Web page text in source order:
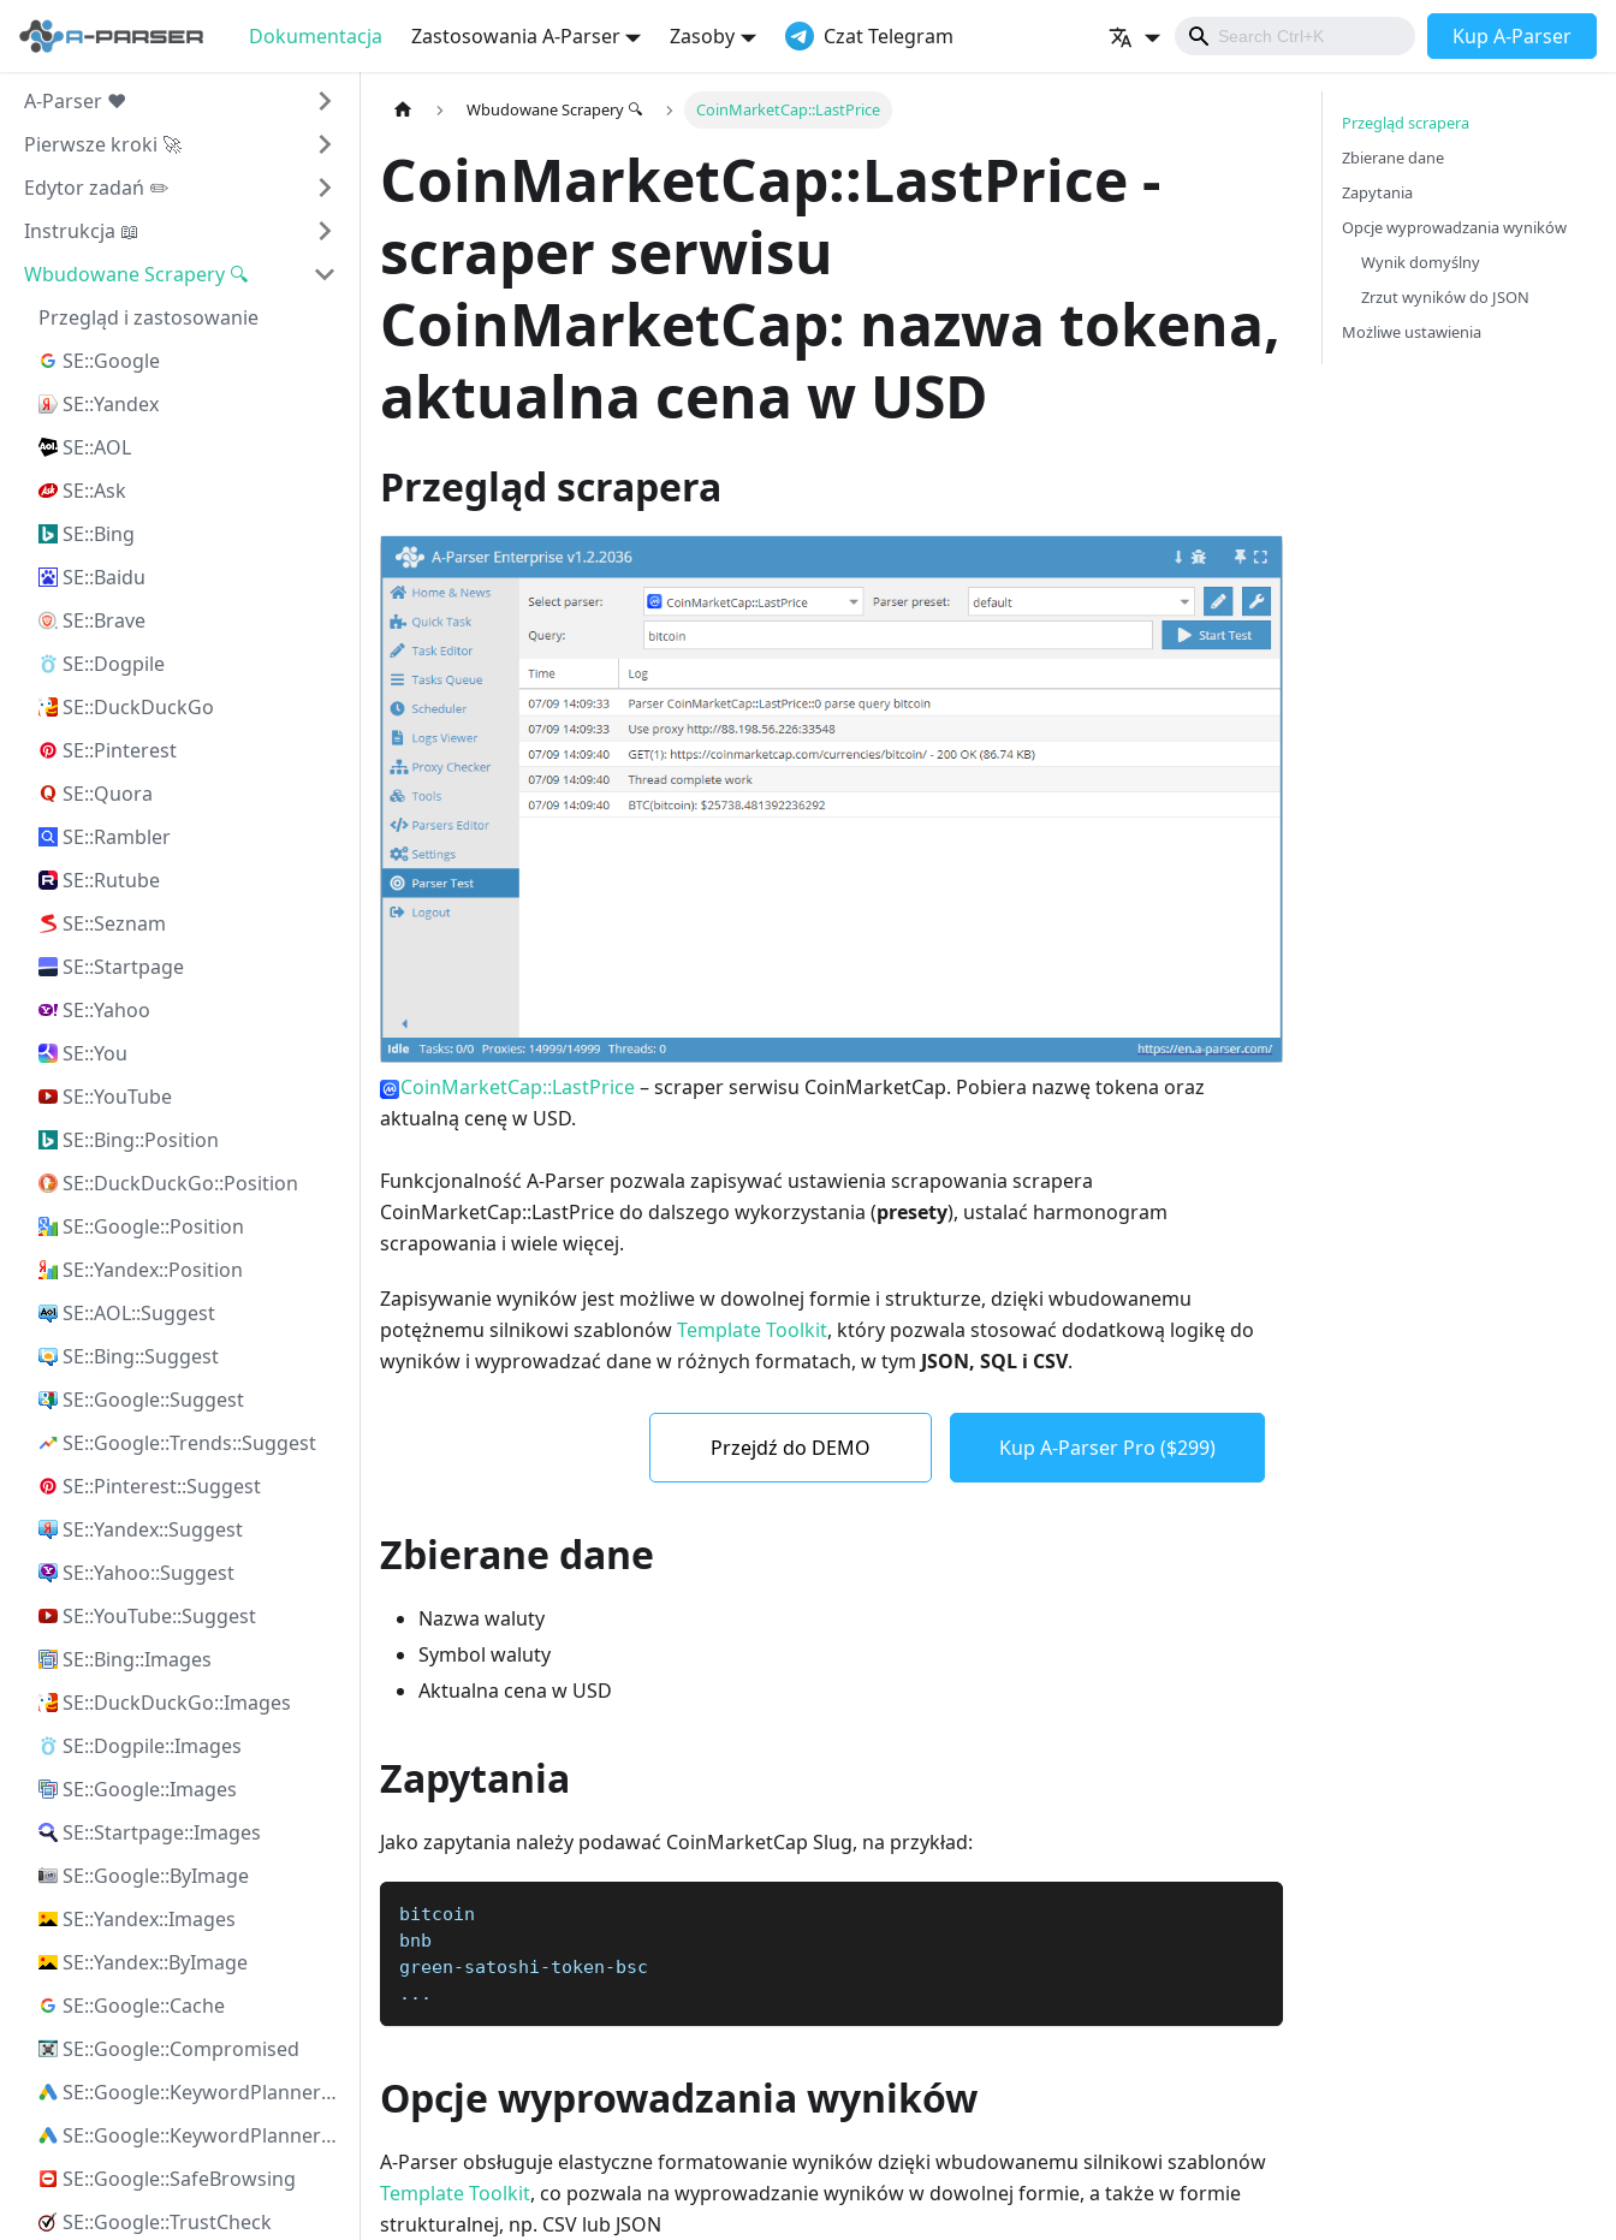
Dokumentacja Zastosowania A-Parser Zasoby Czat Telegram Kup A-Parser
A-Parser ❤️
Pierwsze kroki 🚀
Edytor zadań ✏️
Instrukcja 📖
Wbudowane Scrapery 🔍
Przegląd i zastosowanie
SE::Google
SE::Yandex
SE::AOL
SE::Ask
SE::Bing
SE::Baidu
SE::Brave
SE::Dogpile
SE::DuckDuckGo
SE::Pinterest
SE::Quora
SE::Rambler
SE::Rutube
SE::Seznam
SE::Startpage
SE::Yahoo
SE::You
SE::YouTube
SE::Bing::Position
SE::DuckDuckGo::Position
SE::Google::Position
SE::Yandex::Position
SE::AOL::Suggest
SE::Bing::Suggest
SE::Google::Suggest
SE::Google::Trends::Suggest
SE::Pinterest::Suggest
SE::Yandex::Suggest
SE::Yahoo::Suggest
SE::YouTube::Suggest
SE::Bing::Images
SE::DuckDuckGo::Images
SE::Dogpile::Images
SE::Google::Images
SE::Startpage::Images
SE::Google::ByImage
SE::Yandex::Images
SE::Yandex::ByImage
SE::Google::Cache
SE::Google::Compromised
SE::Google::KeywordPlanner::Ideas
SE::Google::KeywordPlanner::SearchVolume
SE::Google::SafeBrowsing
SE::Google::TrustCheck
Wbudowane Scrapery 🔍 CoinMarketCap::LastPrice
CoinMarketCap::LastPrice -
scraper serwisu
CoinMarketCap: nazwa tokena,
aktualna cena w USD
Przegląd scrapera
CoinMarketCap::LastPrice– scraper serwisu CoinMarketCap. Pobiera nazwę tokena oraz
aktualną cenę w USD.
Funkcjonalność A-Parser pozwala zapisywać ustawienia scrapowania scrapera
CoinMarketCap::LastPrice do dalszego wykorzystania (presety), ustalać harmonogram
scrapowania i wiele więcej.
Zapisywanie wyników jest możliwe w dowolnej formie i strukturze, dzięki wbudowanemu
potężnemu silnikowi szablonówTemplate Toolkit, który pozwala stosować dodatkową logikę do
wyników i wyprowadzać dane w różnych formatach, w tym JSON, SQL i CSV.
Przejdź do DEMO Kup A-Parser Pro ($299)
Zbierane dane
Nazwa waluty
Symbol waluty
Aktualna cena w USD
Zapytania
Jako zapytania należy podawać CoinMarketCap Slug, na przykład:
bitcoin
bnb
green-satoshi-token-bsc
...
Opcje wyprowadzania wyników
A-Parser obsługuje elastyczne formatowanie wyników dzięki wbudowanemu silnikowi szablonów
Template Toolkit, co pozwala na wyprowadzanie wyników w dowolnej formie, a także w formie
strukturalnej, np. CSV lub JSON
Przegląd scrapera
Zbierane dane
Zapytania
Opcje wyprowadzania wyników
Wynik domyślny
Zrzut wyników do JSON
Możliwe ustawienia